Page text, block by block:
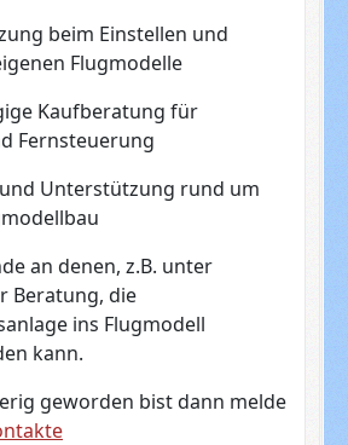
beim Einstellen und
Flugmodelle
Kaufberatung für
Fernsteuerung
Unterstützung rund um
an denen, z.B. unter
Beratung, die
ins Flugmodell
kann.
geworden bist dann melde